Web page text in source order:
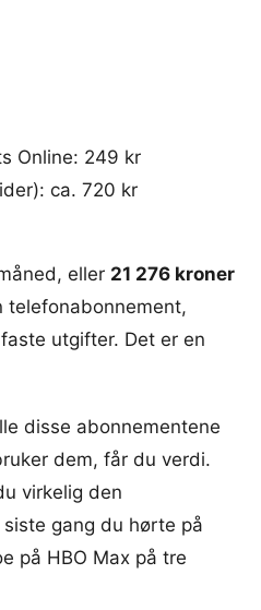
Online: 249 kr
ca. 720 kr
eller 21 276 kroner
telefonabonnement,
utgifter. Det er en
disse abonnementene
dem, får du verdi.
virkelig den
gang du hørte på
på HBO Max på tre